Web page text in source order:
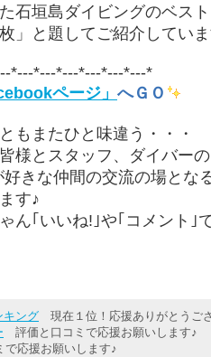
石垣島ダイビングのベス
」と題してご紹介してい
*---*---*---*---*---*---*
ページ」 へＧＯ
もまたひと味違う・・・
様とスタッフ、ダイバー
きな仲間の交流の場とな
す♪
ん｢いいね!｣や｢コメント｣
キング 現在１位！応援ありがとうご
評価と口コミで応援お願いします♪
応援お願いします♪